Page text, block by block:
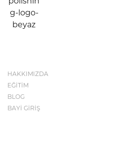
HAKKIMIZDA
EĞİTİM
BLOG
BAYİ GİRİŞ